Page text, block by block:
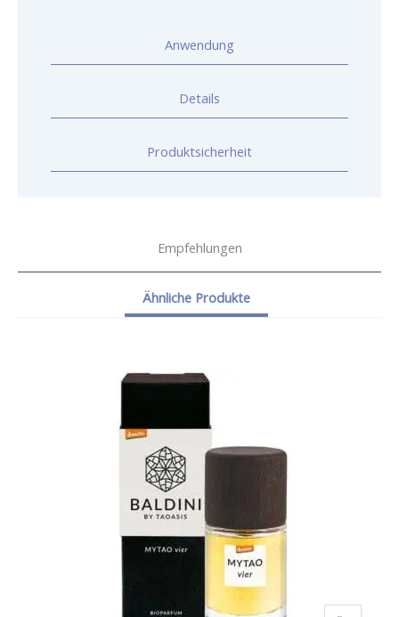
Anwendung
Details
Produktsicherheit
Empfehlungen
Ähnliche Produkte